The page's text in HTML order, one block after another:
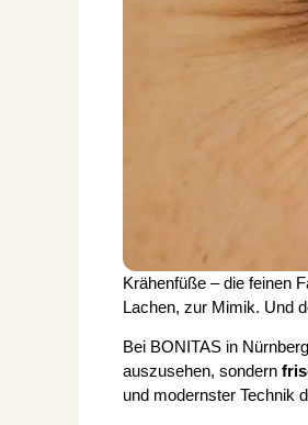
Krähenfüße – die feinen
Lachen, zur Mimik. Und
Bei BONITAS in
auszusehen, sondern
und modernster Technik